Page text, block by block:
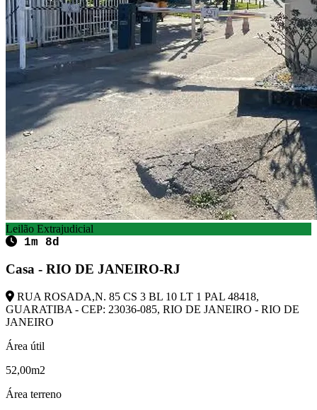
Leilão Extrajudicial
1m 8d
Casa - RIO DE JANEIRO-RJ
RUA ROSADA,N. 85 CS 3 BL 10 LT 1 PAL 48418,
GUARATIBA - CEP: 23036-085, RIO DE JANEIRO - RIO DE
JANEIRO
Área útil
52,00m2
Área terreno